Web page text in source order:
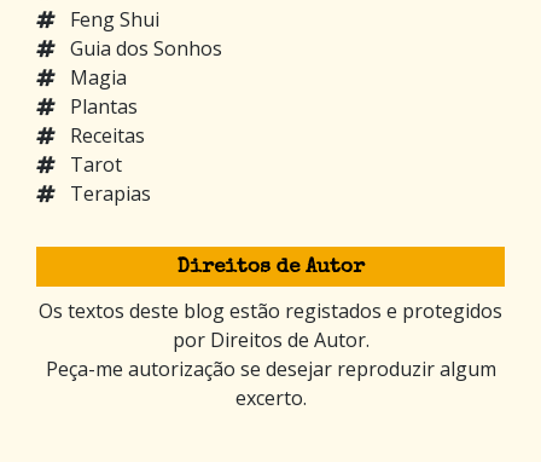
Feng Shui
Guia dos Sonhos
Magia
Plantas
Receitas
Tarot
Terapias
Direitos de Autor
Os textos deste blog estão registados e protegidos
por Direitos de Autor.
Peça-me autorização se desejar reproduzir algum
excerto.